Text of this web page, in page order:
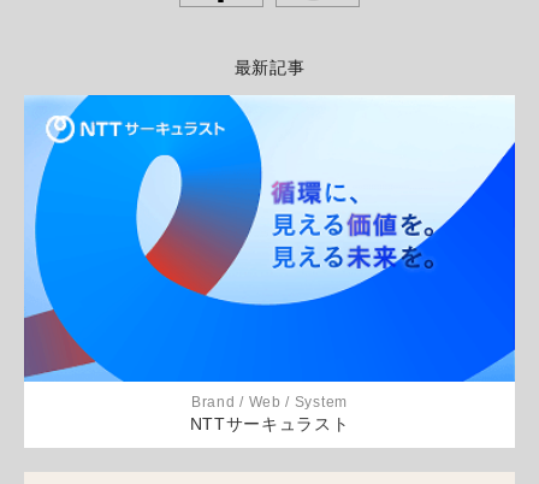
最新記事
Brand / Web / System
NTTサーキュラスト